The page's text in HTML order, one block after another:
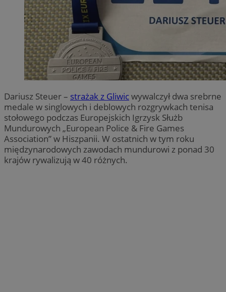
Dariusz Steuer – strażak z Gliwicwywalczył dwa srebrne
medale w singlowych i deblowych rozgrywkach tenisa
stołowego podczas Europejskich Igrzysk Służb
Mundurowych „European Police & Fire Games
Association” w Hiszpanii. W ostatnich w tym roku
międzynarodowych zawodach mundurowi z ponad 30
krajów rywalizują w 40 różnych.